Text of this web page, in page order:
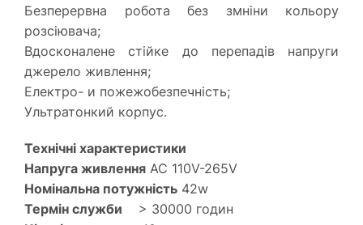
Безперервна робота без змніни кольору
розсіювача;
Вдосконалене стійке до перепадів напруги
джерело живлення;
Електро- и пожежобезпечність;
Ультратонкий корпус.
Технічні характеристики
Напруга живлення AC 110V-265V
Номінальна потужність 42w
Термін служби > 30000 годин